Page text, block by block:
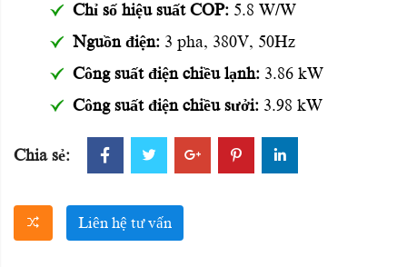
Chỉ số hiệu suất COP: 5.8 W/W
Nguồn điện: 3 pha, 380V, 50Hz
Công suất điện chiều lạnh: 3.86 kW
Công suất điện chiều sưởi: 3.98 kW
Chia sẻ:
Liên hệ tư vấn